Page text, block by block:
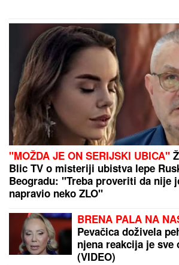
"MOŽDA JE ON SERIJSKI UBICA"
Blic TV o misteriji ubistva lepe
Beogradu: "Treba proveriti da nije
napravio neko ZLO"
BRENA PALA NA
Pevačica doživela
njena reakcija je sve
(VIDEO)